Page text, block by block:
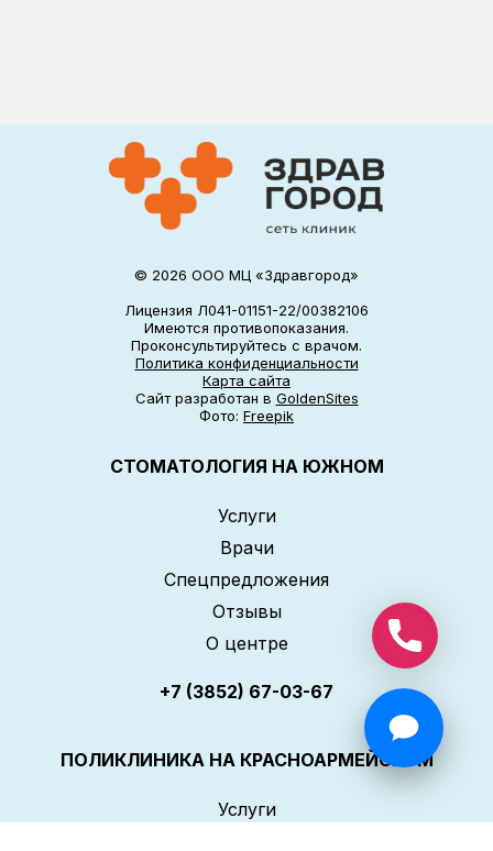
© 2026 ООО МЦ «Здравгород»
Лицензия Л041-01151-22/00382106
Имеются противопоказания.
Проконсультируйтесь с врачом.
Политика конфиденциальности
Карта сайта
Сайт разработан в GoldenSites
Фото: Freepik
СТОМАТОЛОГИЯ НА ЮЖНОМ
Услуги
Врачи
Спецпредложения
Отзывы
О центре
+7 (3852) 67-03-67
ПОЛИКЛИНИКА НА КРАСНОАРМЕЙСКОМ
Услуги